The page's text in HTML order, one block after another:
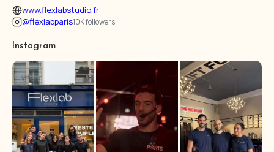
www.flexlabstudio.fr
@flexlabparis10K followers
Instagram